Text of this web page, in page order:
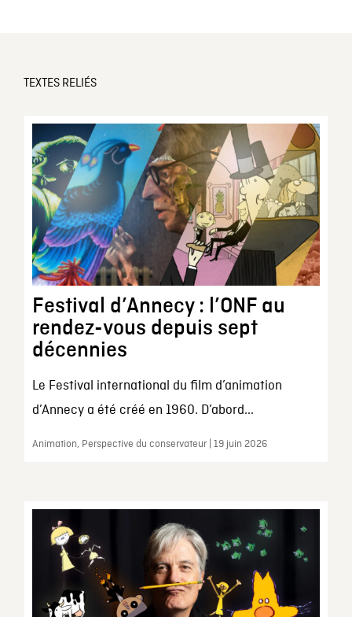
TEXTES RELIÉS
Festival d’Annecy : l’ONF au
rendez-vous depuis sept
décennies
Le Festival international du film d’animation
d’Annecy a été créé en 1960. D’abord...
Animation, Perspective du conservateur | 19 juin 2026